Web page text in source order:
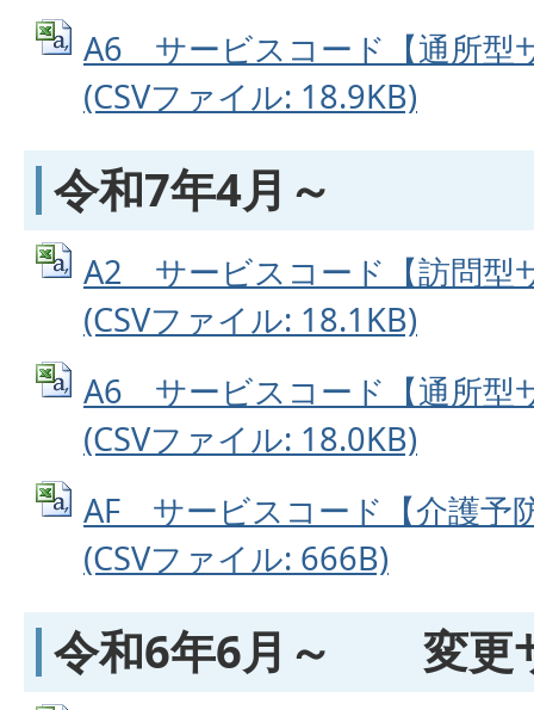
A6 サービスコード【通所型
(CSVファイル: 18.9KB)
令和7年4月～
A2 サービスコード【訪問型
(CSVファイル: 18.1KB)
A6 サービスコード【通所型
(CSVファイル: 18.0KB)
AF サービスコード【介護予
(CSVファイル: 666B)
令和6年6月～ 変更